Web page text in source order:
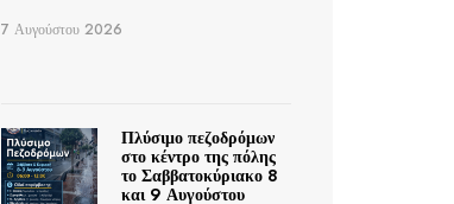
7 Αυγούστου 2026
Πλύσιμο πεζοδρόμων
στο κέντρο της πόλης
το Σαββατοκύριακο 8
και 9 Αυγούστου